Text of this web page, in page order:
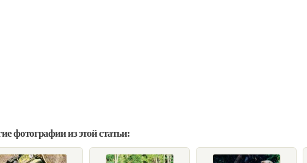
фотографии из этой статьи: